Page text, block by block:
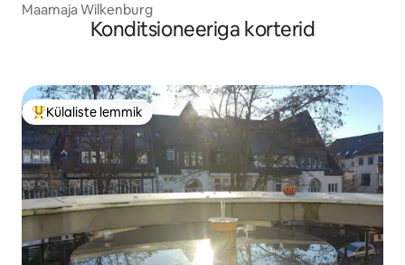
Maamaja Wilkenburg
Konditsioneeriga korterid
Külaliste suur lemmik
Külaliste lemmik